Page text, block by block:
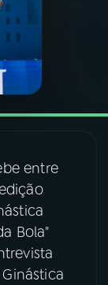
entre
Bola"